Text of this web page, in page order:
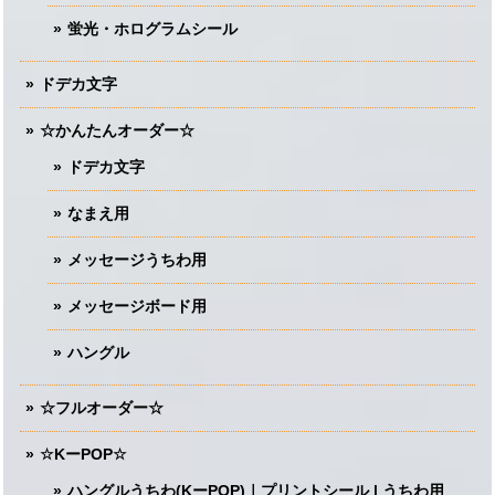
蛍光・ホログラムシール
ドデカ文字
☆かんたんオーダー☆
ドデカ文字
なまえ用
メッセージうちわ用
メッセージボード用
ハングル
☆フルオーダー☆
☆KーPOP☆
ハングルうちわ(KーPOP)｜プリントシール | うちわ用